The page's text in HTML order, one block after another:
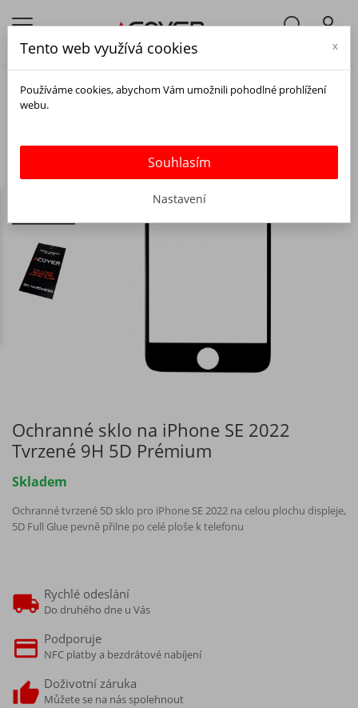
Ochranné sklo na iPhone SE 2022
Tvrzené 9H 5D Prémium
Skladem
Ochranné tvrzené 5D sklo pro iPhone SE 2022 na celou plochu displeje,
5D Full Glue pevně přilne po celé ploše k telefonu
Rychlé odeslání
Do druhého dne u Vás
Podporuje
NFC platby a bezdrátové nabíjení
Doživotní záruka
Můžete se na nás spolehnout
Tento web využívá cookies x
Používáme cookies, abychom Vám umožnili pohodlné prohlížení
webu.
Souhlasím
Nastavení